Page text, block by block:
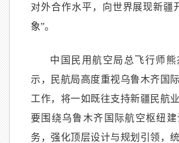
对外合作水平，向世界展现新疆
象”。
中国民用航空局总飞行师熊
示，民航局高度重视乌鲁木齐国
工作，将一如既往支持新疆民航
要围绕乌鲁木齐国际航空枢纽
务，强化顶层设计与规划引领，